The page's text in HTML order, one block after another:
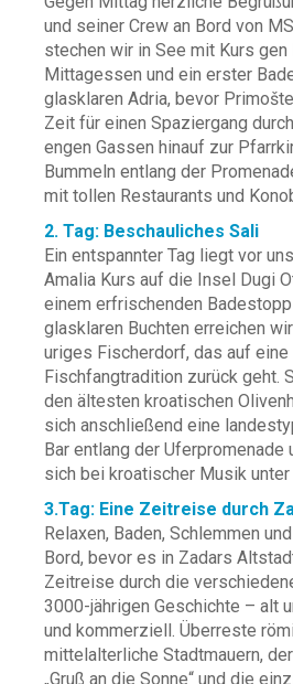
und seiner Crew an Bord von
stechen wir in See mit Kurs gen
Mittagessen und ein erster
glasklaren Adria, bevor
Zeit für einen Spaziergang
engen Gassen hinauf zur
Bummeln entlang der
mit tollen Restaurants und
2. Tag: Beschauliches Sali
Ein entspannter Tag liegt vor
Amalia Kurs auf die Insel Dugi
einem erfrischenden
glasklaren Buchten erreichen
uriges Fischerdorf, das auf eine
Fischfangtradition zurück geht.
den ältesten kroatischen
sich anschließend eine
Bar entlang der Uferpromenade
sich bei kroatischer Musik
3.Tag: Eine Zeitreise durch
Relaxen, Baden, Schlemmen
Bord, bevor es in Zadars
Zeitreise durch die
3000-jährigen Geschichte – alt
und kommerziell. Überreste
mittelalterliche Stadtmauern,
„Gruß an die Sonne“ und die